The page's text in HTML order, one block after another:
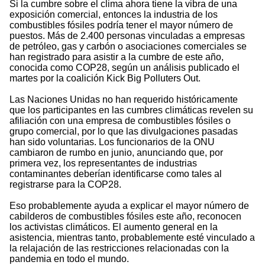
Si la cumbre sobre el clima ahora tiene la vibra de una
exposición comercial, entonces la industria de los
combustibles fósiles podría tener el mayor número de
puestos. Más de 2.400 personas vinculadas a empresas
de petróleo, gas y carbón o asociaciones comerciales se
han registrado para asistir a la cumbre de este año,
conocida como COP28, según un análisis publicado el
martes por la coalición Kick Big Polluters Out.
Las Naciones Unidas no han requerido históricamente
que los participantes en las cumbres climáticas revelen su
afiliación con una empresa de combustibles fósiles o
grupo comercial, por lo que las divulgaciones pasadas
han sido voluntarias. Los funcionarios de la ONU
cambiaron de rumbo en junio, anunciando que, por
primera vez, los representantes de industrias
contaminantes deberían identificarse como tales al
registrarse para la COP28.
Eso probablemente ayuda a explicar el mayor número de
cabilderos de combustibles fósiles este año, reconocen
los activistas climáticos. El aumento general en la
asistencia, mientras tanto, probablemente esté vinculado a
la relajación de las restricciones relacionadas con la
pandemia en todo el mundo.